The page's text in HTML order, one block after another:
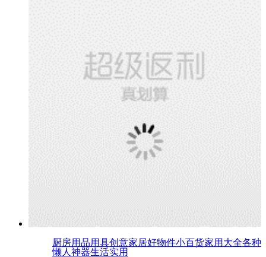
厨房用品用具创意家居好物件小百货家用大全各种
懒人神器生活实用